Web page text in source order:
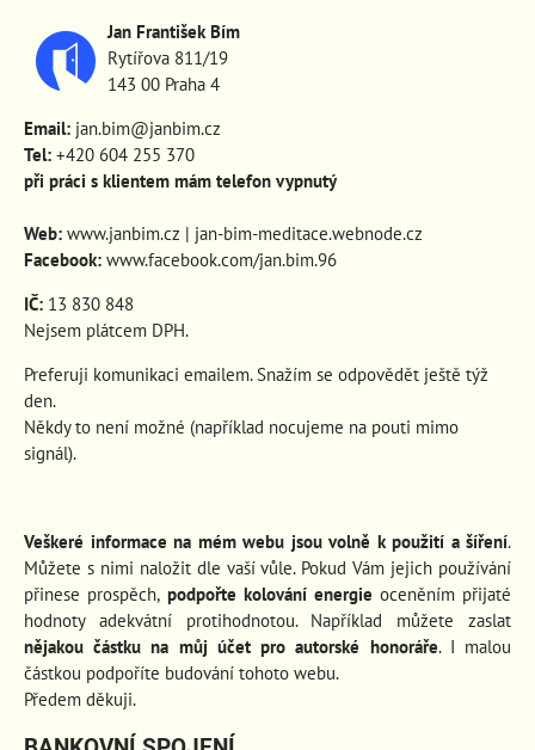
Jan František Bím
Rytířova 811/19
143 00 Praha 4
Email: jan.bim@janbim.cz
Tel: +420 604 255 370
při práci s klientem mám telefon vypnutý
Web: www.janbim.cz | jan-bim-meditace.webnode.cz
Facebook: www.facebook.com/jan.bim.96
IČ: 13 830 848
Nejsem plátcem DPH.
Preferuji komunikaci emailem. Snažím se odpovědět ještě týž
den.
Někdy to není možné (například nocujeme na pouti mimo
signál).
Veškeré informace na mém webu jsou volně k použití a šíření.
Můžete s nimi naložit dle vaší vůle. Pokud Vám jejich používání
přinese prospěch, podpořte kolování energie oceněním přijaté
hodnoty adekvátní protihodnotou. Například můžete zaslat
nějakou částku na můj účet pro autorské honoráře. I malou
částkou podpoříte budování tohoto webu.
Předem děkuji.